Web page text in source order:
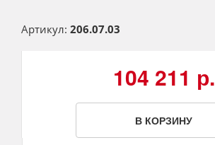
Артикул: 206.07.03
104 211 р.
В КОРЗИНУ